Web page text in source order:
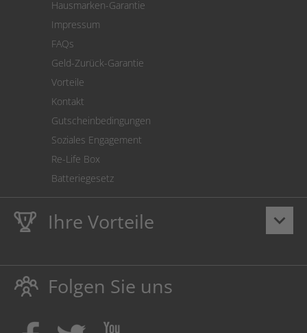
Cookie Einstellungen
Hausmarken-Garantie
Impressum
FAQs
Geld-Zurück-Garantie
Vorteile
Kontakt
Gutscheinbedingungen
Soziales Engagement
Re-Life Box
Batteriegesetz
keyboard_arrow_down
Ihre Vorteile
LebenslangeHausmarke Garantieauf Toner und Tinte
schützt auch Ihren Drucker.
Umweltfreundlich dadurch Abfallvermeidung.
Kaufen Sie Tinte & Toner ruhig da, wo Ihre Kinder einen
Folgen Sie uns